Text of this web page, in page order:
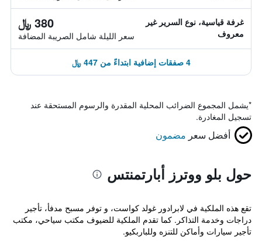
غرفة قياسية، نوع السرير غير
معروف
380 ﷼
سعر الليلة شامل الصريبة المضافة
4 صفقات إضافية ابتداءً من 447 ﷼
*يشمل المجموع الضرائب المحلية المقدرة والرسوم المستحقة عند
تسجيل المغادرة.
أفضل سعر مضمون
حول بلو ووترز أبارتمنتس
تقع هذه الملكية في لابرادور غولد كواست، و توفر مسبح مدفأ، تأجير
دراجات وخدمة التذاكر. كما تقدم الملكية للضيوف مكتب سياحي، مكتب
تأجير سيارات وأماكن للتنزه وللباربكيو.